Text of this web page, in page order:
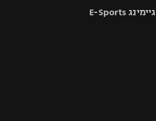
גיימינג E-Sports